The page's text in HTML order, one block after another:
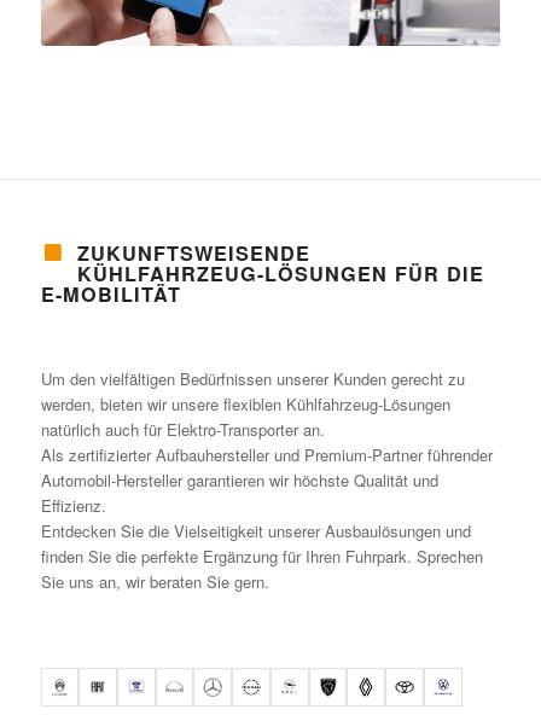
ZUKUNFTSWEISENDE
KÜHLFAHRZEUG-LÖSUNGEN FÜR DIE
E-MOBILITÄT
Um den vielfältigen Bedürfnissen unserer Kunden gerecht zu
werden, bieten wir unsere flexiblen Kühlfahrzeug-Lösungen
natürlich auch für Elektro-Transporter an.
Als zertifizierter Aufbauhersteller und Premium-Partner führender
Automobil-Hersteller garantieren wir höchste Qualität und
Effizienz.
Entdecken Sie die Vielseitigkeit unserer Ausbaulösungen und
finden Sie die perfekte Ergänzung für Ihren Fuhrpark. Sprechen
Sie uns an, wir beraten Sie gern.